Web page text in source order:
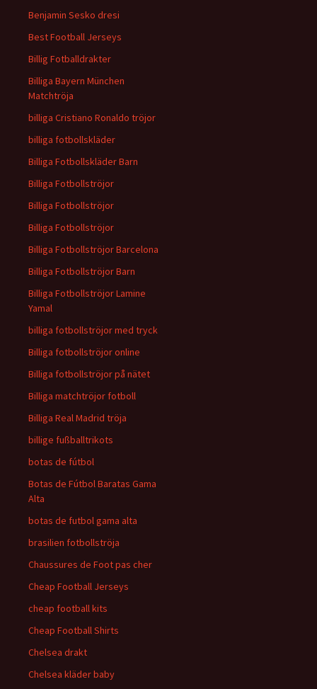
Benjamin Sesko dresi
Best Football Jerseys
Billig Fotballdrakter
Billiga Bayern München
Matchtröja
billiga Cristiano Ronaldo tröjor
billiga fotbollskläder
Billiga Fotbollskläder Barn
Billiga Fotbollströjor
Billiga Fotbollströjor
Billiga Fotbollströjor
Billiga Fotbollströjor Barcelona
Billiga Fotbollströjor Barn
Billiga Fotbollströjor Lamine
Yamal
billiga fotbollströjor med tryck
Billiga fotbollströjor online
Billiga fotbollströjor på nätet
Billiga matchtröjor fotboll
Billiga Real Madrid tröja
billige fußballtrikots
botas de fútbol
Botas de Fútbol Baratas Gama
Alta
botas de futbol gama alta
brasilien fotbollströja
Chaussures de Foot pas cher
Cheap Football Jerseys
cheap football kits
Cheap Football Shirts
Chelsea drakt
Chelsea kläder baby